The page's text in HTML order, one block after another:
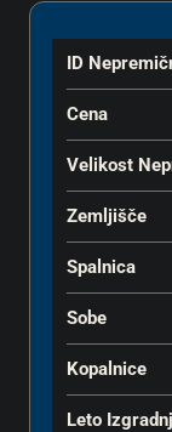
ID
Cena
Velikost
Zemljišče
Spalnica
Sobe
Kopalnice
Leto